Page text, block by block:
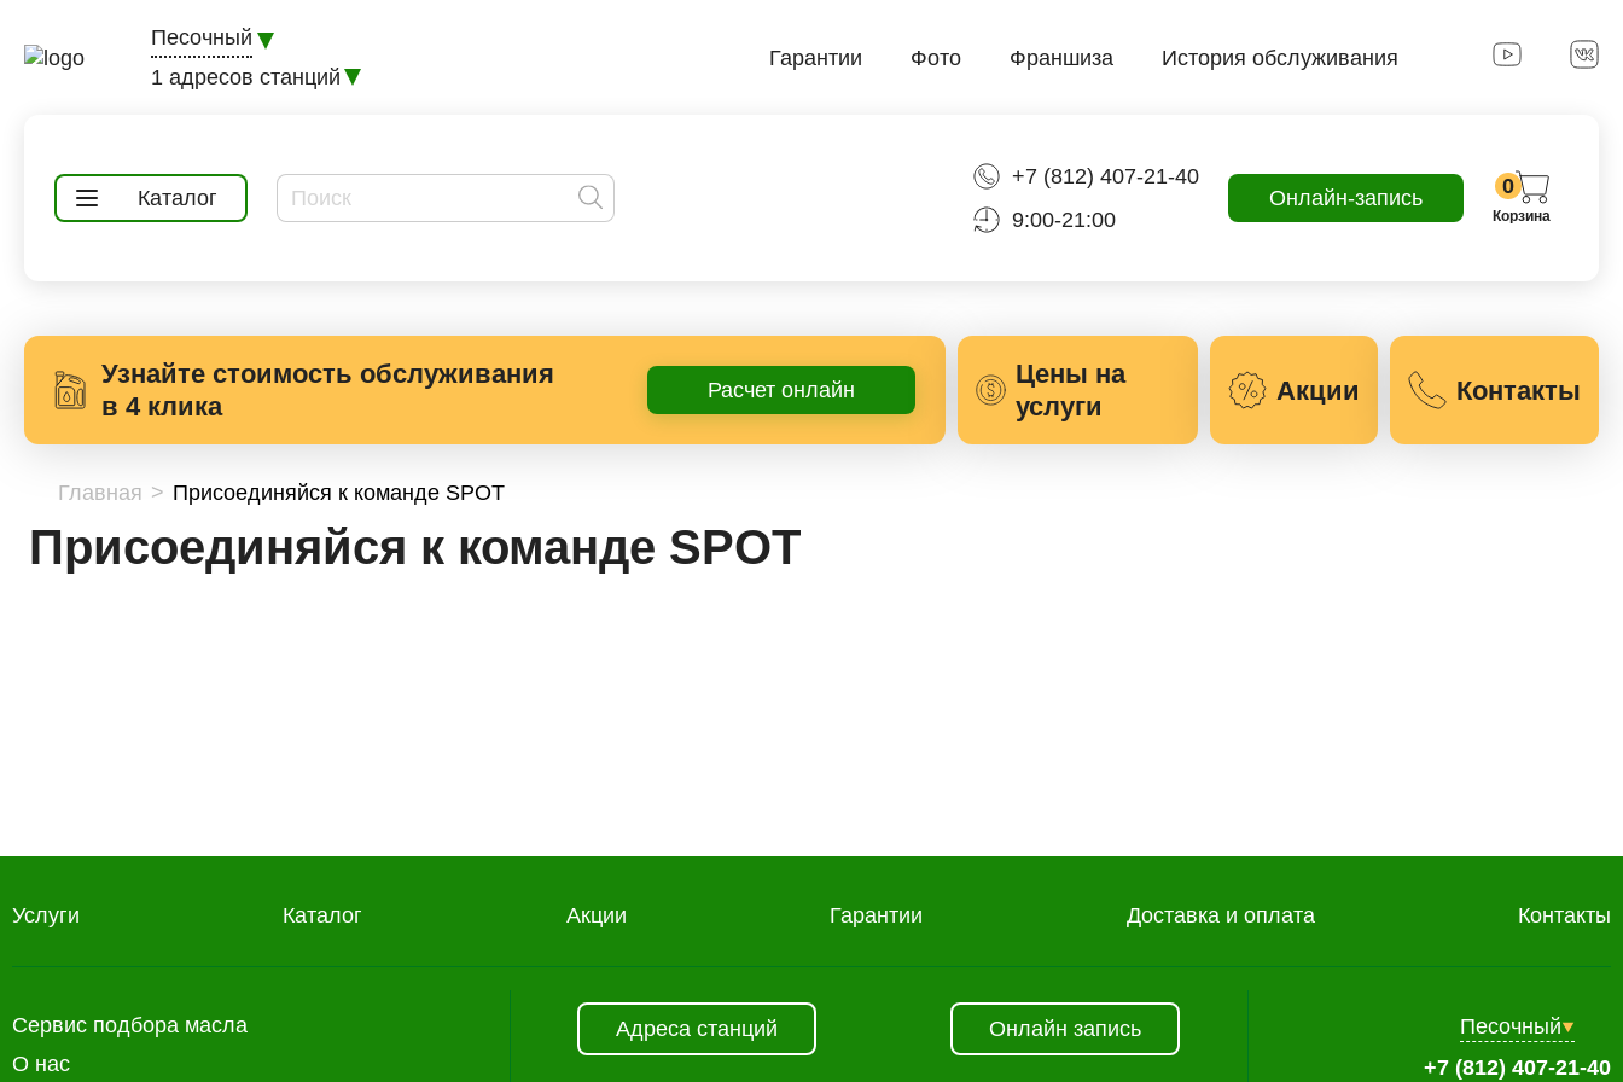
Песочный
1 адресов станций
Гарантии Фото Франшиза История обслуживания
Каталог
+7 (812) 407-21-40
9:00-21:00
Онлайн-запись 0
Корзина
Узнайте стоимость обслуживания
в 4 клика
Расчет онлайн
Цены на
услуги
Акции Контакты
Главная Присоединяйся к команде SPOT
Присоединяйся к команде SPOT
Услуги Каталог Акции Гарантии Доставка и оплата Контакты
Сервис подбора масла
О нас
Адреса станций Онлайн запись
Песочный
+7 (812) 407-21-40
Выбор
услуги
автосервиса
время
Контактные
данные
запись
Выберите одну или несколько услуг